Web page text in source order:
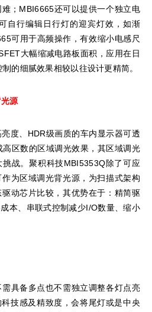
；MBI6665还可以提供一个独立电
自行编辑日行灯的迎宾灯效，如渐
可用于高频操作，有效缩小电感尺
大幅缩减电路板面积，应用在日
的细腻效果相较以往设计更精简。
源
度、HDR级画质的车内显示器可透
区数的区域调光效果，其区域调光
战。聚积科技MBI5353Q除了可应
为区域调光背光源，为扫描式架构
动芯片比较，其优势在于：精简驱
本、串联式控制减少I/O数量、缩小
具备多点也不需独立调整各灯点亮
技感及精致度，会将尾灯或是中央